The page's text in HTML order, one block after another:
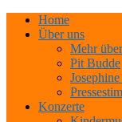
Home
Über uns
Mehr
Pit Budde
Konzerte